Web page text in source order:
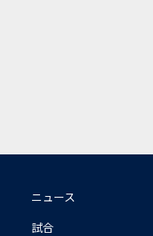
ニュース
試合